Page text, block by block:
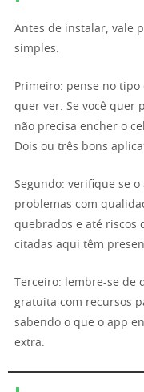
Antes de instalar, vale
simples.
Primeiro: pense no
quer ver. Se você quer
não precisa encher o
Dois ou três bons
Segundo: verifique se
problemas com
quebrados e até riscos
citadas aqui têm
Terceiro: lembre-se
gratuita com recursos
sabendo o que o app
extra.